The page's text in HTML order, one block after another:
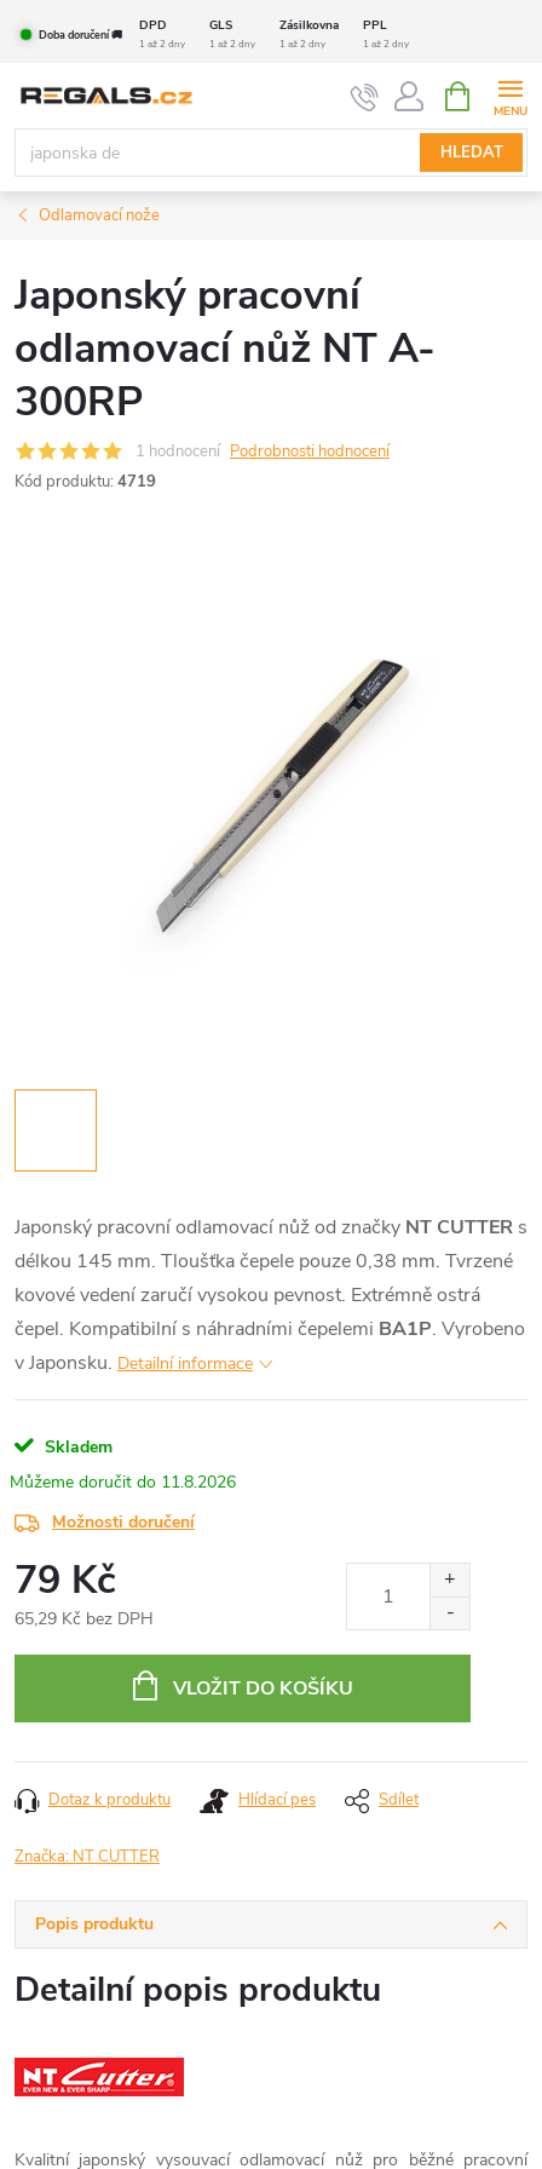
Doba doručení 🚚
DPD GLS Zásilkovna PPL
1 až 2 dny 1 až 2 dny 1 až 2 dny 1 až 2 dny
HLEDAT
NÁKUPNÍ
KOŠÍK
Odlamovací nože
Japonský pracovní
odlamovací nůž NT A-
300RP
1 hodnocení Podrobnosti hodnocení
Kód produktu: 4719
Japonský pracovní odlamovací nůž od značky NT CUTTER s
délkou 145 mm. Tloušťka čepele pouze 0,38 mm. Tvrzené
kovové vedení zaručí vysokou pevnost. Extrémně ostrá
čepel. Kompatibilní s náhradními čepelemi BA1P. Vyrobeno
v Japonsku. Detailní informace
Skladem
11.8.2026
Možnosti doručení
79 Kč
65,29 Kč bez DPH
VLOŽIT DO KOŠÍKU
Dotaz k produktu Hlídací pes Sdílet
Značka: NT CUTTER
Popis produktu
Detailní popis produktu
Kvalitní japonský vysouvací odlamovací nůž pro běžné pracovní